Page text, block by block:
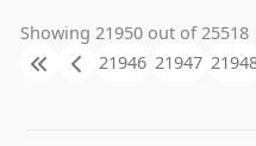
Showing 21950 out of 25518
21946 21947